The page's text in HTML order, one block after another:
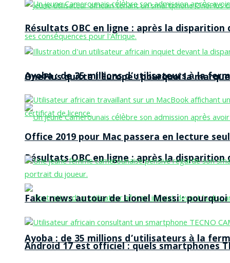
OnePlus quitte l’Europe : pourquoi la
Résultats OBC en ligne : après la disparition
Ayoba : de 35 millions d’utilisateurs à la
Résultats OBC en ligne : après la disparition
Ayoba : de 35 millions d’utilisateurs à la
Office 2019 pour Mac passera en lecture
Fake news autour de Lionel Messi :
Android 17 est officiel : quels smartphones